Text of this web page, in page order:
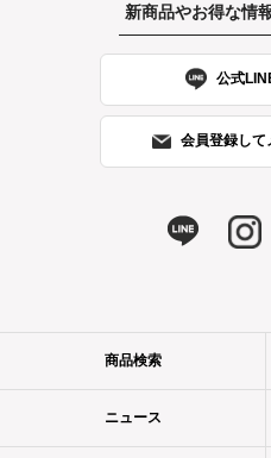
新商品やお得な情
公式
会員登録して
商品検索
ニュース